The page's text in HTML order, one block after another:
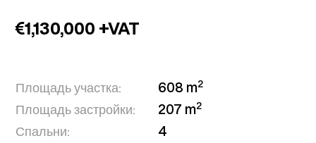
1,130,000 +VAT
Площадь участка: 608 m2
Площадь застройки: 207 m2
Спальни:
4